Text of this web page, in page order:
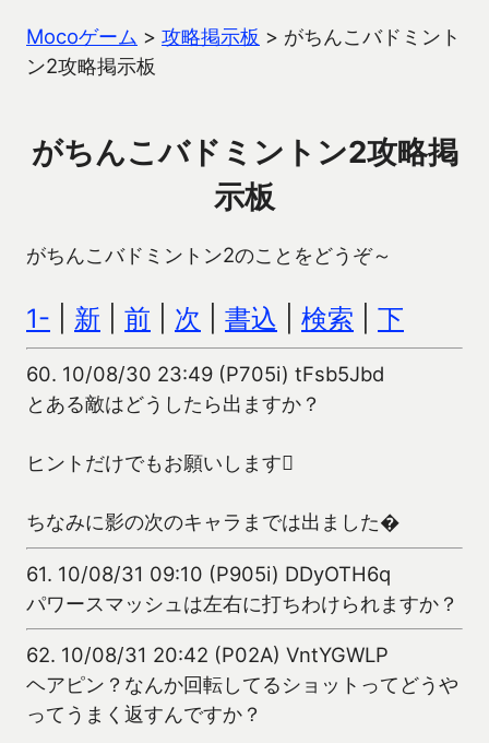
Mocoゲーム > 攻略掲示板 > がちんこバドミント
ン2攻略掲示板
がちんこバドミントン2攻略掲
示板
がちんこバドミントン2のことをどうぞ～
1- 新 前 次 書込 検索 下
60. 10/08/30 23:49 (P705i) tFsb5Jbd
とある敵はどうしたら出ますか？
ヒントだけでもお願いします
ちなみに影の次のキャラまでは出ました�
61. 10/08/31 09:10 (P905i) DDyOTH6q
パワースマッシュは左右に打ちわけられますか？
62. 10/08/31 20:42 (P02A) VntYGWLP
ヘアピン？なんか回転してるショットってどうや
ってうまく返すんですか？